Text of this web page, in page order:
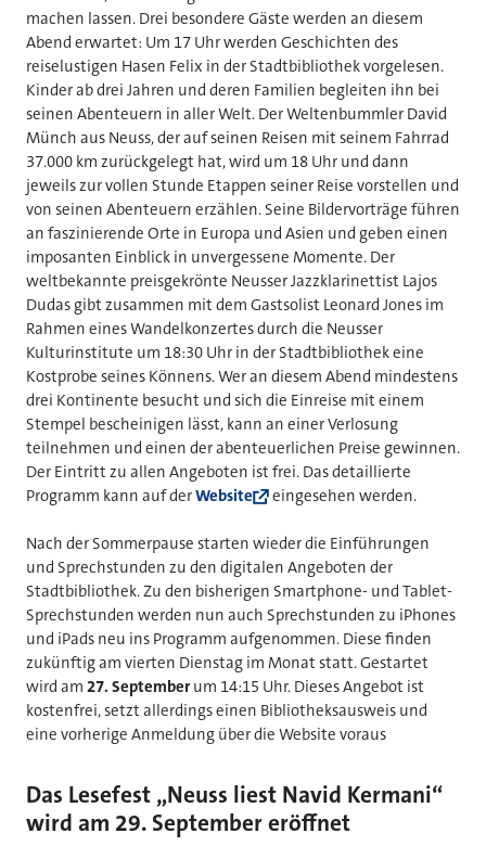
machen lassen. Drei besondere Gäste werden an diesem
Abend erwartet: Um 17 Uhr werden Geschichten des
reiselustigen Hasen Felix in der Stadtbibliothek vorgelesen.
Kinder ab drei Jahren und deren Familien begleiten ihn bei
seinen Abenteuern in aller Welt. Der Weltenbummler David
Münch aus Neuss, der auf seinen Reisen mit seinem Fahrrad
37.000 km zurückgelegt hat, wird um 18 Uhr und dann
jeweils zur vollen Stunde Etappen seiner Reise vorstellen und
von seinen Abenteuern erzählen. Seine Bildervorträge führen
an faszinierende Orte in Europa und Asien und geben einen
imposanten Einblick in unvergessene Momente. Der
weltbekannte preisgekrönte Neusser Jazzklarinettist Lajos
Dudas gibt zusammen mit dem Gastsolist Leonard Jones im
Rahmen eines Wandelkonzertes durch die Neusser
Kulturinstitute um 18:30 Uhr in der Stadtbibliothek eine
Kostprobe seines Könnens. Wer an diesem Abend mindestens
drei Kontinente besucht und sich die Einreise mit einem
Stempel bescheinigen lässt, kann an einer Verlosung
teilnehmen und einen der abenteuerlichen Preise gewinnen.
Der Eintritt zu allen Angeboten ist frei. Das detaillierte
Programm kann auf derWebsite eingesehen werden.
Nach der Sommerpause starten wieder die Einführungen
und Sprechstunden zu den digitalen Angeboten der
Stadtbibliothek. Zu den bisherigen Smartphone- und Tablet-
Sprechstunden werden nun auch Sprechstunden zu iPhones
und iPads neu ins Programm aufgenommen. Diese finden
zukünftig am vierten Dienstag im Monat statt. Gestartet
wird am 27. September um 14:15 Uhr. Dieses Angebot ist
kostenfrei, setzt allerdings einen Bibliotheksausweis und
eine vorherige Anmeldung über die Website voraus
Das Lesefest „Neuss liest Navid Kermani“
wird am 29. September eröffnet